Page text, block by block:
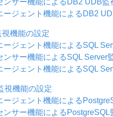
ンサー機能によるDB2 UDB監
ージェント機能によるDB2
機能の設定
ージェント機能によるSQL
ンサー機能によるSQL Server
ージェント機能によるSQL
視機能の設定
ージェント機能による
ンサー機能によるPostgreSQL